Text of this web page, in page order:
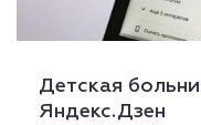
Детская
Яндекс.Дзен